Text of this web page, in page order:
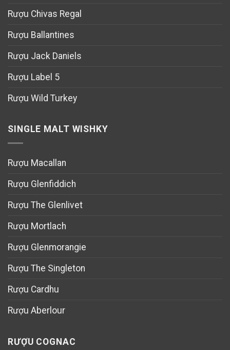
Rượu Chivas Regal
Rượu Ballantines
Rượu Jack Daniels
Rượu Label 5
Rượu Wild Turkey
SINGLE MALT WISHKY
Rượu Macallan
Rượu Glenfiddich
Rượu The Glenlivet
Rượu Mortlach
Rượu Glenmorangie
Rượu The Singleton
Rượu Cardhu
Rượu Aberlour
RƯỢU COGNAC